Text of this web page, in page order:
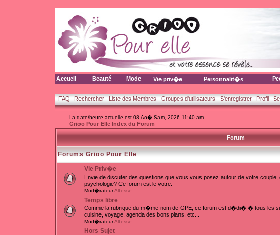
Accueil Beauté Mode Vie priv�e Personnalit�s
FAQ Rechercher Liste des Membres Groupes d'utilisateurs S'enregistrer Profil
La date/heure actuelle est 08 Ao� Sam, 2026 11:40 am
Grioo Pour Elle Index du Forum
Forum
Forums Grioo Pour Elle
Vie Priv�e
Envie de discuter des questions que vous vous posez autour de votre
psychologie? Ce forum est le votre.
Mod�rateurAltesse
Temps libre
Comme la rubrique du m�me nom de GPE, ce forum est d�di� � tous les
cuisine, voyage, agenda des bons plans, etc...
Mod�rateurAltesse
Hors Sujet